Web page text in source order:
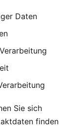
Daten
Sie sich
finden